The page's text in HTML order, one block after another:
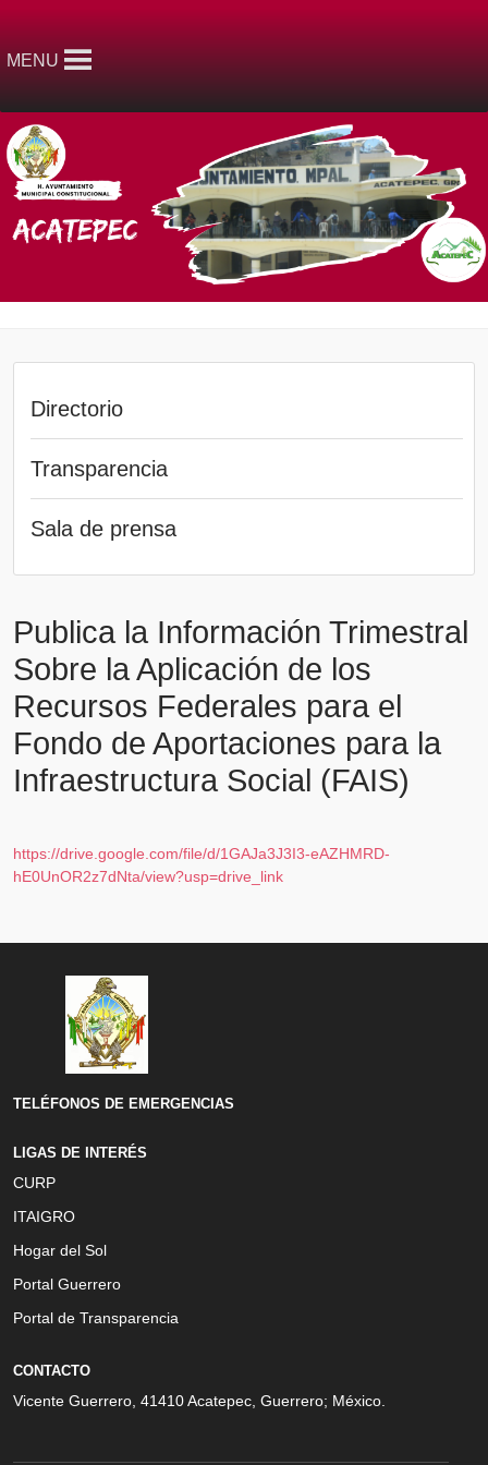
MENU
Directorio
Transparencia
Sala de prensa
Publica la Información Trimestral
Sobre la Aplicación de los
Recursos Federales para el
Fondo de Aportaciones para la
Infraestructura Social (FAIS)
https://drive.google.com/file/d/1GAJa3J3I3-eAZHMRD-
hE0UnOR2z7dNta/view?usp=drive_link
TELÉFONOS DE EMERGENCIAS
LIGAS DE INTERÉS
CURP
ITAIGRO
Hogar del Sol
Portal Guerrero
Portal de Transparencia
CONTACTO
Vicente Guerrero, 41410 Acatepec, Guerrero; México.